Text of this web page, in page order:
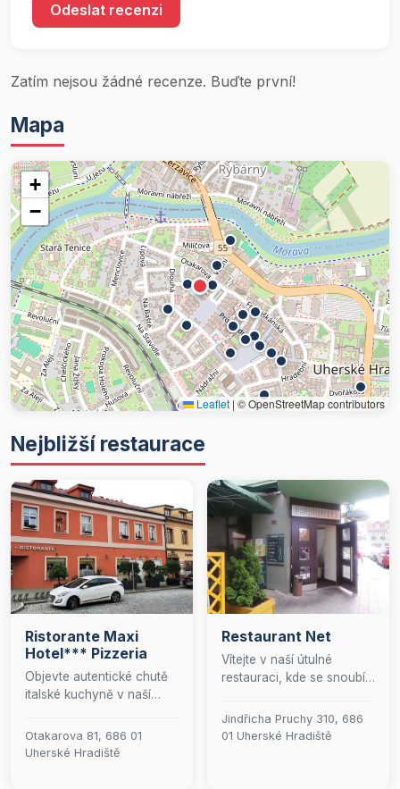
Odeslat recenzi
Zatím nejsou žádné recenze. Buďte první!
Mapa
+
−
Leaflet | © OpenStreetMap contributors
Nejbližší restaurace
Ristorante Maxi
Hotel*** Pizzeria
Objevte autentické chutě
italské kuchyně v naší
tradiční recepty s
moderními technikami.
Otakarova 81, 686 01
Uherské Hradiště
Restaurant Net
Vítejte v naší útulné
restauraci, kde se snoubí
pestrou nabídkou
lahodných pokrmů a
Jindřicha Pruchy 310, 686
01 Uherské Hradiště